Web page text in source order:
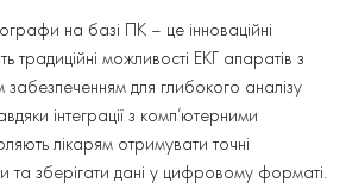
на базі ПК – це інноваційні
традиційні можливості ЕКГ апаратів з
для глибокого аналізу
інтеграції з комп’ютерними
лікарям отримувати точні
та зберігати дані у цифровому форматі.